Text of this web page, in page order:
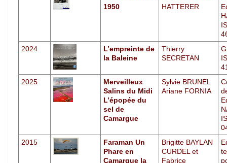
1950
HATTERER
2024
L’empreinte de
la Baleine
Thierry
SECRETAN
2025
Merveilleux
Salins du Midi
L’épopée du
sel de
Camargue
Sylvie BRUNEL
Ariane FORNIA
2015
Faraman Un
Phare en
Camargue la
Brigitte BAYLAN
CURDEL et
Fabrice